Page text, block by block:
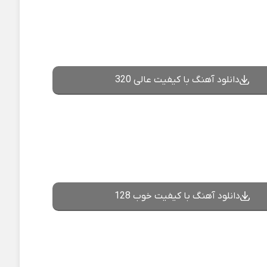
دانلود آهنگ با کیفیت عالی 320
دانلود آهنگ با کیفیت خوب 128